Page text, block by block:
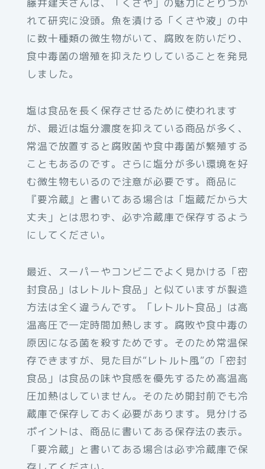
藤井建夫さんは、「くさや」の魅力にとりつか
れて研究に没頭。魚を漬ける「くさや液」の中
に数十種類の微生物がいて、腐敗を防いだり、
食中毒菌の増殖を抑えたりしていることを発見
しました。
塩は食品を長く保存させるために使われます
が、最近は塩分濃度を抑えている商品が多く、
常温で放置すると腐敗菌や食中毒菌が繁殖する
こともあるのです。さらに塩分が多い環境を好
む微生物もいるので注意が必要です。商品に
『要冷蔵』と書いてある場合は「塩蔵だから大
丈夫」とは思わず、必ず冷蔵庫で保存するよう
にしてください。
最近、スーパーやコンビニでよく見かける「密
封食品」はレトルト食品」と似ていますが製造
方法は全く違うんです。「レトルト食品」は高
温高圧で一定時間加熱します。腐敗や食中毒の
原因になる菌を殺すためです。そのため常温保
存できますが、見た目が“レトルト風”の「密封
食品」は食品の味や食感を優先するため高温高
圧加熱はしていません。そのため開封前でも冷
蔵庫で保存しておく必要があります。見分ける
ポイントは、商品に書いてある保存法の表示。
「要冷蔵」と書いてある場合は必ず冷蔵庫で保